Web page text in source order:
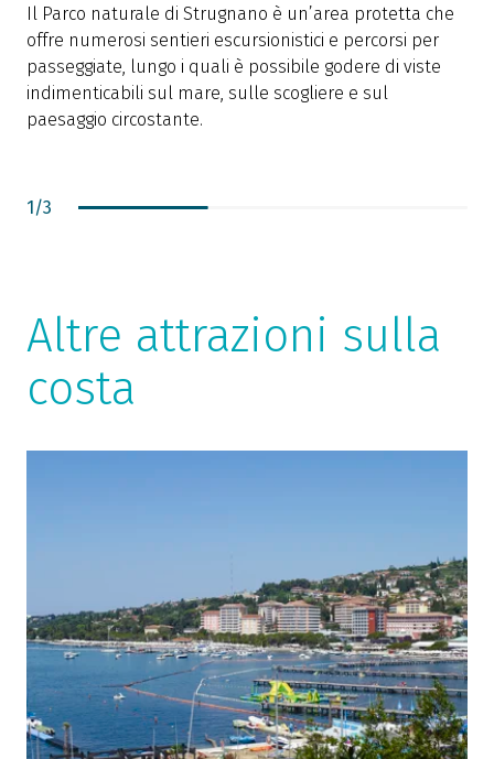
Il Parco naturale di Strugnano è un’area protetta che
offre numerosi sentieri escursionistici e percorsi per
passeggiate, lungo i quali è possibile godere di viste
indimenticabili sul mare, sulle scogliere e sul
paesaggio circostante.
1/3
Altre attrazioni sulla
costa